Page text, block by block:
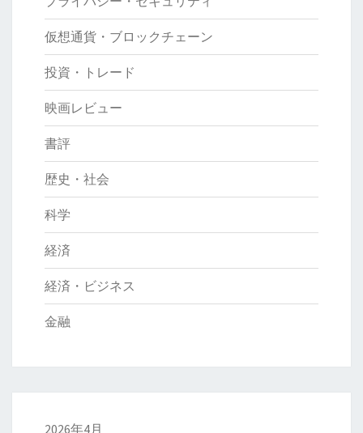
仮想通貨・ブロックチェーン
投資・トレード
映画レビュー
書評
歴史・社会
科学
経済
経済・ビジネス
金融
2026年4月